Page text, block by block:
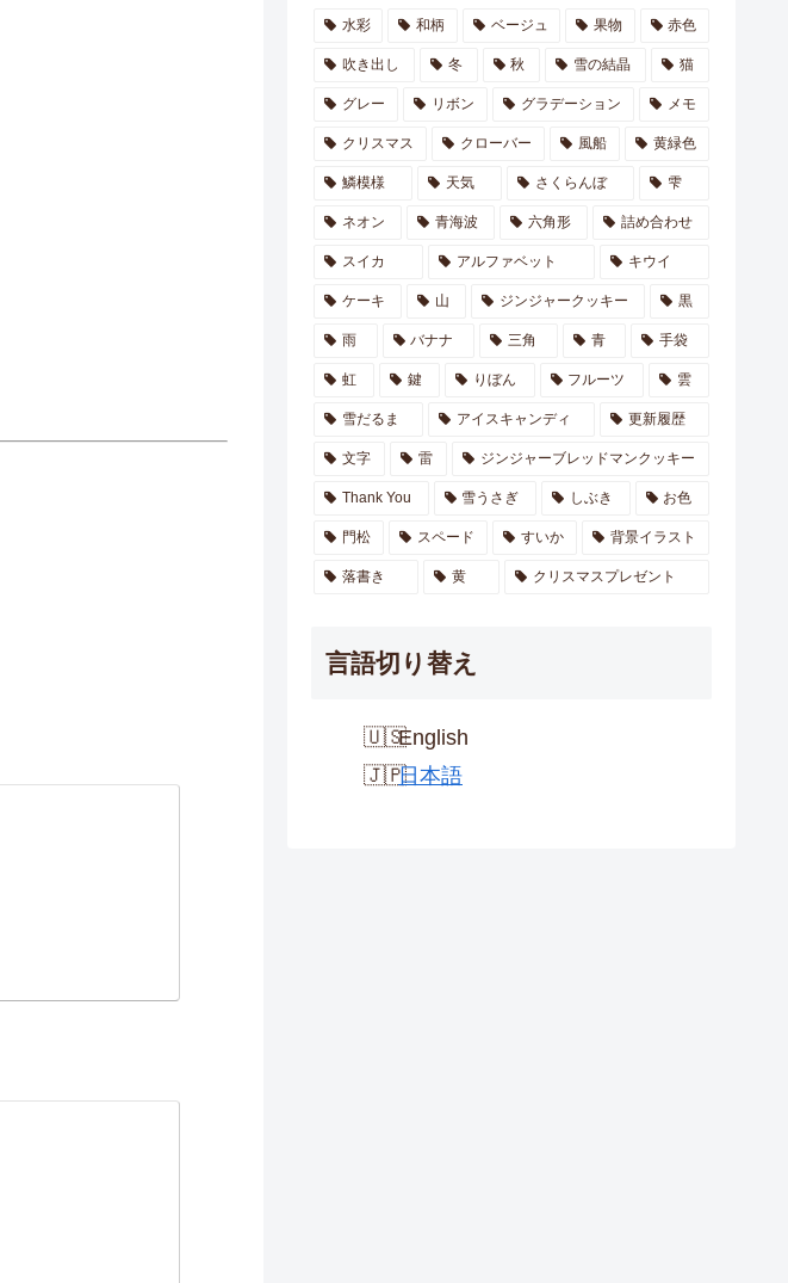
水彩 和柄 ベージュ 果物 赤色
吹き出し 冬 秋 雪の結晶 猫
グレー リボン グラデーション メモ
クリスマス クローバー 風船 黄緑色
鱗模様 天気 さくらんぼ 雫
ネオン 青海波 六角形 詰め合わせ
スイカ アルファベット キウイ
ケーキ 山 ジンジャークッキー 黒
雨 バナナ 三角 青 手袋
虹 鍵 りぼん フルーツ 雲
雪だるま アイスキャンディ 更新履歴
文字 雷 ジンジャーブレッドマンクッキー
Thank You 雪うさぎ しぶき お色
門松 スペード すいか 背景イラスト
落書き 黄 クリスマスプレゼント
言語切り替え
English
日本語